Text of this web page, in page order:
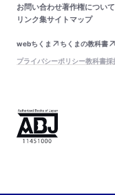
お問い合わせ著作権について
リンク集サイトマップ
webちくま
ちくまの教科書
プライバシーポリシー教科書採